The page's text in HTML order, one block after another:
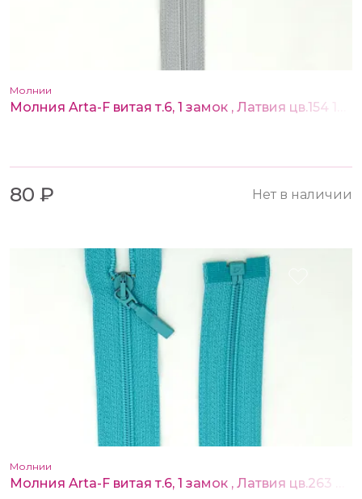
Молнии
80 ₽ Нет в наличии
Молнии